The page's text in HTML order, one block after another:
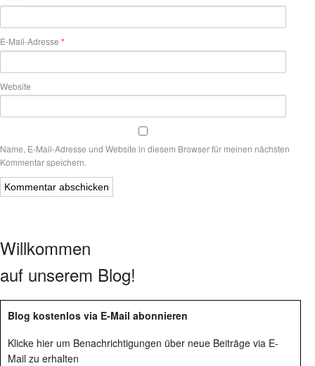
E-Mail-Adresse *
Website
Name, E-Mail-Adresse und Website in diesem Browser für meinen nächsten
Kommentar speichern.
Willkommen
auf unserem Blog!
Blog kostenlos via E-Mail abonnieren
Klicke hier um Benachrichtigungen über neue Beiträge via E-
Mail zu erhalten